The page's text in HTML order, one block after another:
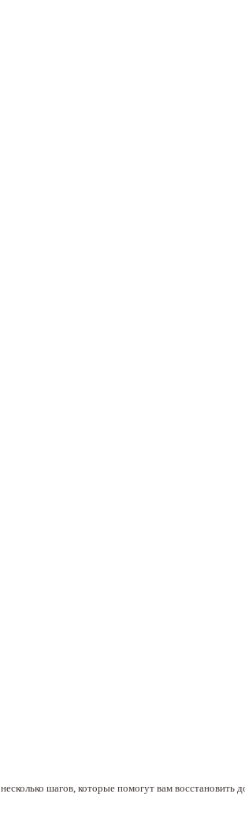
шагов, которые помогут вам восстановить